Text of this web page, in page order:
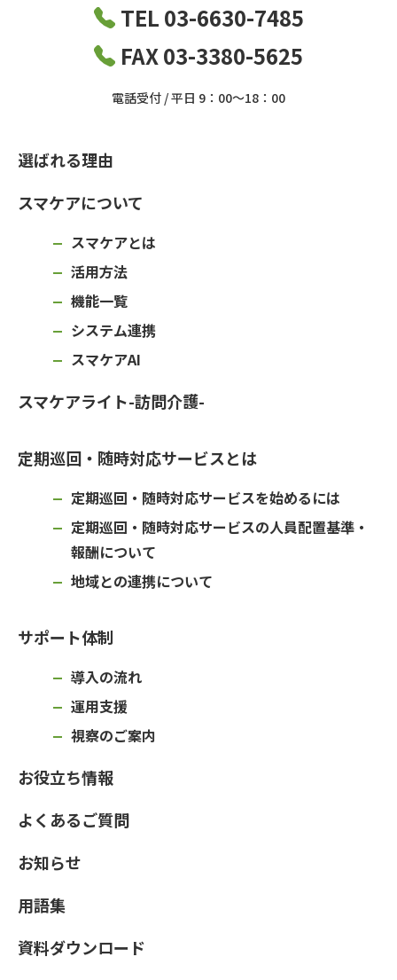
TEL 03-6630-7485
FAX 03-3380-5625
電話受付 / 平日 9：00～18：00
選ばれる理由
スマケアについて
スマケアとは
活用方法
機能一覧
システム連携
スマケアAI
スマケアライト-訪問介護-
定期巡回・随時対応サービスとは
定期巡回・随時対応サービスを始めるには
定期巡回・随時対応サービスの人員配置基準・
報酬について
地域との連携について
サポート体制
導入の流れ
運用支援
視察のご案内
お役立ち情報
よくあるご質問
お知らせ
用語集
資料ダウンロード